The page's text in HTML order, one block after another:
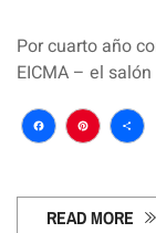
Por cuarto año
EICMA – el
Facebook
READ MORE